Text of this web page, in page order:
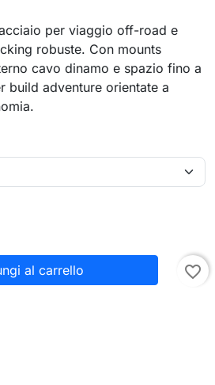
per viaggio off-road e
robuste. Con mounts
cavo dinamo e spazio fino a
build adventure orientate a
al carrello favorite_border